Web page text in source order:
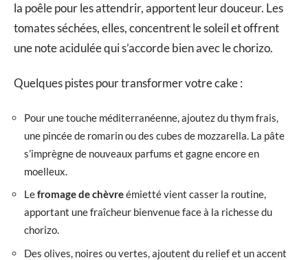
la poêle pour les attendrir, apportent leur douceur. Les
tomates séchées, elles, concentrent le soleil et offrent
une note acidulée qui s’accorde bien avec le chorizo.
Quelques pistes pour transformer votre cake :
Pour une touche méditerranéenne, ajoutez du thym frais,
une pincée de romarin ou des cubes de mozzarella. La pâte
s’imprègne de nouveaux parfums et gagne encore en
moelleux.
Lefromage de chèvreémietté vient casser la routine,
apportant une fraîcheur bienvenue face à la richesse du
chorizo.
Des olives, noires ou vertes, ajoutent du relief et un accent